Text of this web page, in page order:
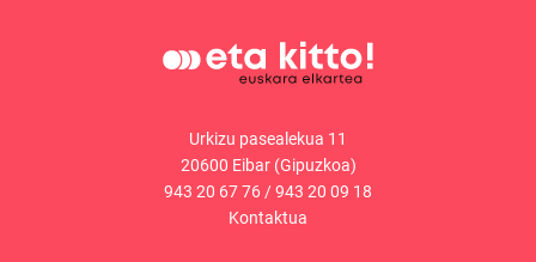
Urkizu pasealekua 11
20600 Eibar (Gipuzkoa)
943 20 67 76/943 20 09 18
Kontaktua